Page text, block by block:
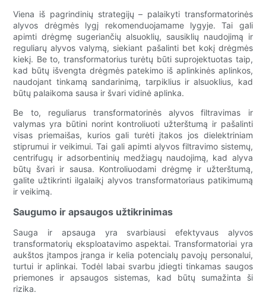
Viena iš pagrindinių strategijų – palaikyti transformatorinės
alyvos drėgmės lygį rekomenduojamame lygyje. Tai gali
apimti drėgmę sugeriančių alsuoklių, sausiklių naudojimą ir
reguliarų alyvos valymą, siekiant pašalinti bet kokį drėgmės
kiekį. Be to, transformatorius turėtų būti suprojektuotas taip,
kad būtų išvengta drėgmės patekimo iš aplinkinės aplinkos,
naudojant tinkamą sandarinimą, tarpiklius ir alsuoklius, kad
būtų palaikoma sausa ir švari vidinė aplinka.
Be to, reguliarus transformatorinės alyvos filtravimas ir
valymas yra būtini norint kontroliuoti užterštumą ir pašalinti
visas priemaišas, kurios gali turėti įtakos jos dielektriniam
stiprumui ir veikimui. Tai gali apimti alyvos filtravimo sistemų,
centrifugų ir adsorbentinių medžiagų naudojimą, kad alyva
būtų švari ir sausa. Kontroliuodami drėgmę ir užterštumą,
galite užtikrinti ilgalaikį alyvos transformatoriaus patikimumą
ir veikimą.
Saugumo ir apsaugos užtikrinimas
Sauga ir apsauga yra svarbiausi efektyvaus alyvos
transformatorių eksploatavimo aspektai. Transformatoriai yra
aukštos įtampos įranga ir kelia potencialų pavojų personalui,
turtui ir aplinkai. Todėl labai svarbu įdiegti tinkamas saugos
priemones ir apsaugos sistemas, kad būtų sumažinta ši
rizika.